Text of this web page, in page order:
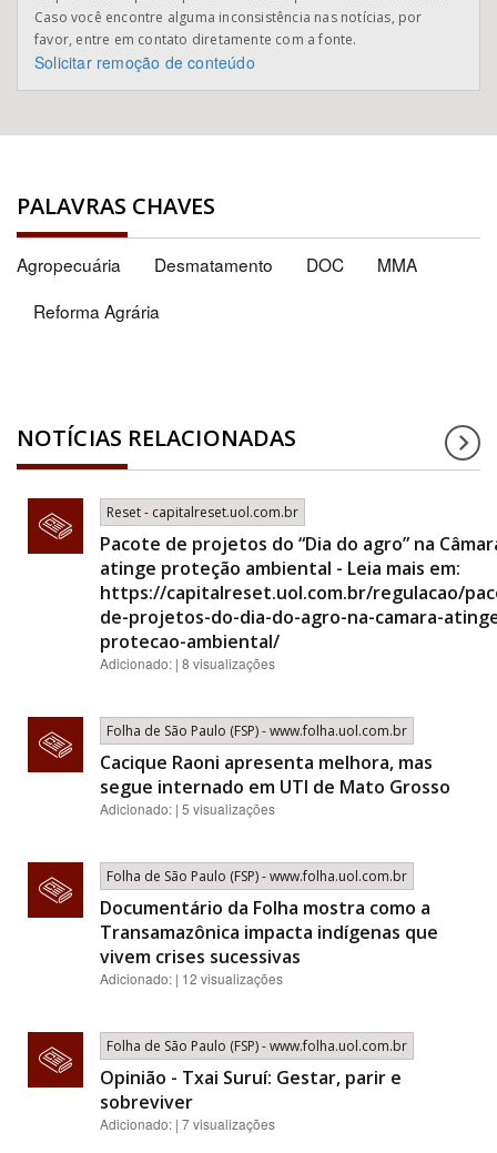
Caso você encontre alguma inconsistência nas notícias, por
favor, entre em contato diretamente com a fonte.
Solicitar remoção de conteúdo
PALAVRAS CHAVES
Agropecuária Desmatamento DOC
MMA
Reforma Agrária
NOTÍCIAS RELACIONADAS
Reset - capitalreset.uol.com.br
Pacote de projetos do “Dia do agro” na
atinge proteção ambiental - Leia mais em:
https://capitalreset.uol.com.br/regulacao/
de-projetos-do-dia-do-agro-na-camara-
protecao-ambiental/
Adicionado: | 8 visualizações
Folha de São Paulo (FSP) - www.folha.uol.com.br
Cacique Raoni apresenta melhora, mas
segue internado em UTI de Mato Grosso
Adicionado: | 5 visualizações
Folha de São Paulo (FSP) - www.folha.uol.com.br
Documentário da Folha mostra como a
Transamazônica impacta indígenas que
vivem crises sucessivas
Adicionado: | 12 visualizações
Folha de São Paulo (FSP) - www.folha.uol.com.br
Opinião - Txai Suruí: Gestar, parir e
sobreviver
Adicionado: | 7 visualizações